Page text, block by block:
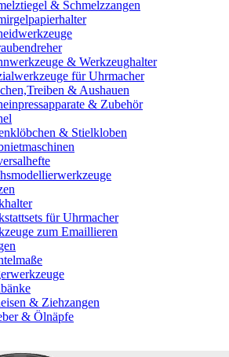
& Schmelzzangen
& Werkzeughalter
für Uhrmacher
& Aushauen
& Zubehör
& Stielkloben
für Uhrmacher
zum Emaillieren
& Ziehzangen
& Ölnäpfe